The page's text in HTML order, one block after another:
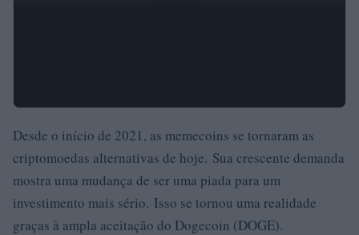
Desde o início de 2021, as memecoins se tornaram as
criptomoedas alternativas de hoje. Sua crescente demanda
mostra uma mudança de ser uma piada para um
investimento mais sério. Isso se tornou uma realidade
graças à ampla aceitação do Dogecoin (DOGE).